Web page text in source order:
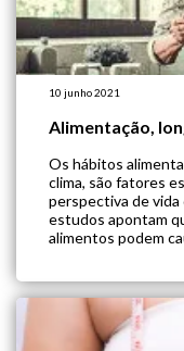
10 junho 2021
Alimentação,
Os hábitos
clima, são fatores
perspectiva de vida
estudos apontam
alimentos podem